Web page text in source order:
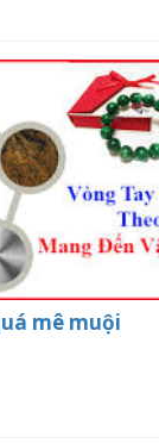
mê muội